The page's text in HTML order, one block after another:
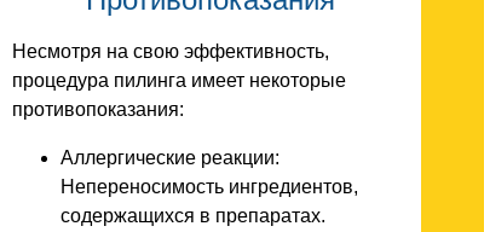
Несмотря на свою эффективность,
процедура пилинга имеет некоторые
противопоказания:
Аллергические реакции:
Непереносимость ингредиентов,
содержащихся в препаратах.